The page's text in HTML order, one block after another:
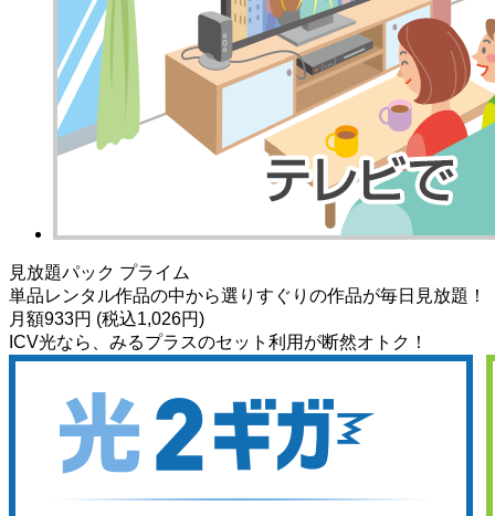
見放題パック プライム
単品レンタル作品の中から選りすぐりの作品が毎日見放題！
月額933円 (税込1,026円)
ICV光なら、みるプラスのセット利用が断然オトク！